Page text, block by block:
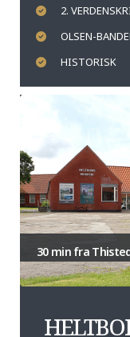
2.
OLSEN-
HISTORISK
30 min fra